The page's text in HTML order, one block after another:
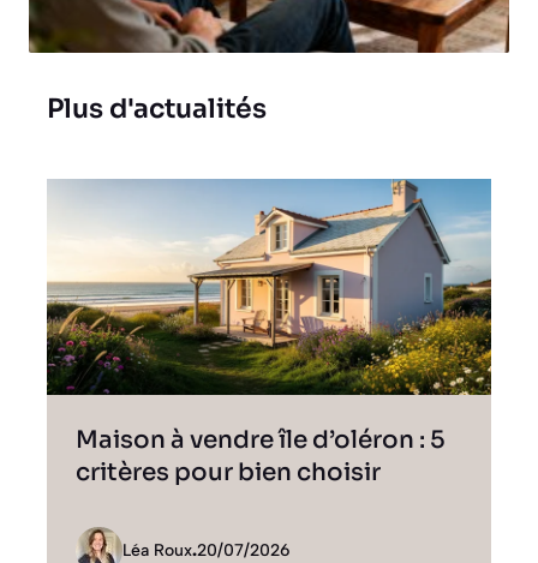
Plus d'actualités
Maison à vendre île d’oléron : 5
critères pour bien choisir
Léa Roux.20/07/2026